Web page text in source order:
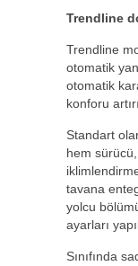
Trendline
Trendline
otomatik
otomatik
konforu
Standart
hem
tavana
yolcu
ayarları
Sınıfında